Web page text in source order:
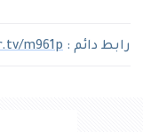
رابط دائم : m961p